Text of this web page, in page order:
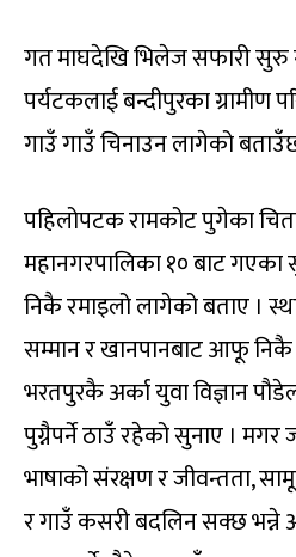
गत माघदेखि भिलेज सफारी
पर्यटकलाई बन्दीपुरका
गाउँ गाउँ चिनाउन लागेको
पहिलोपटक रामकोट पुगेका
महानगरपालिका १० बाट
निकै रमाइलो लागेको बताए ।
सम्मान र खानपानबाट आफू
भरतपुरकै अर्का युवा विज्ञान
पुग्नैपर्ने ठाउँ रहेको सुनाए ।
भाषाको संरक्षण र जीवन्तता,
र गाउँ कसरी बदलिन सक्छ भन्ने